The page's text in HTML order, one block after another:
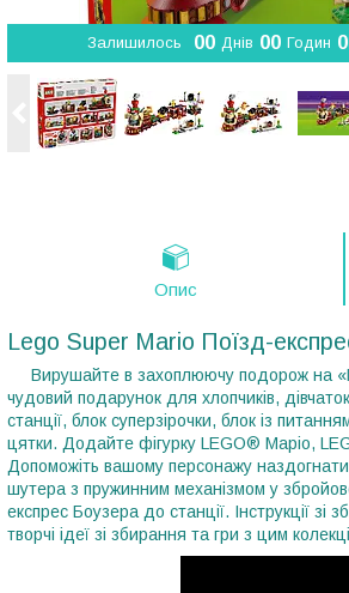
Залишилось 00 Днів 00 Годин 0
Опис
Lego Super Mario Поїзд-
Вирушайте в захоплюючу подорож на
чудовий подарунок для хлопчиків,
станції, блок суперзірочки, блок із
цятки. Додайте фігурку LEGO® Маріо,
Допоможіть вашому персонажу
шутера з пружинним механізмом у
експрес Боузера до станції. Інструкції
творчі ідеї зі збирання та гри з цим